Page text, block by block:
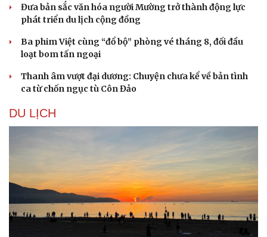
Đưa bản sắc văn hóa người Mường trở thành động lực
phát triển du lịch cộng đồng
Ba phim Việt cùng “đổ bộ” phòng vé tháng 8, đối đầu
loạt bom tấn ngoại
Thanh âm vượt đại dương: Chuyện chưa kể về bản tình
ca từ chốn ngục tù Côn Đảo
DU LỊCH